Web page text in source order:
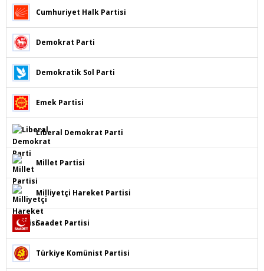
Cumhuriyet Halk Partisi
Demokrat Parti
Demokratik Sol Parti
Emek Partisi
Liberal Demokrat Parti
Millet Partisi
Milliyetçi Hareket Partisi
Saadet Partisi
Türkiye Komünist Partisi